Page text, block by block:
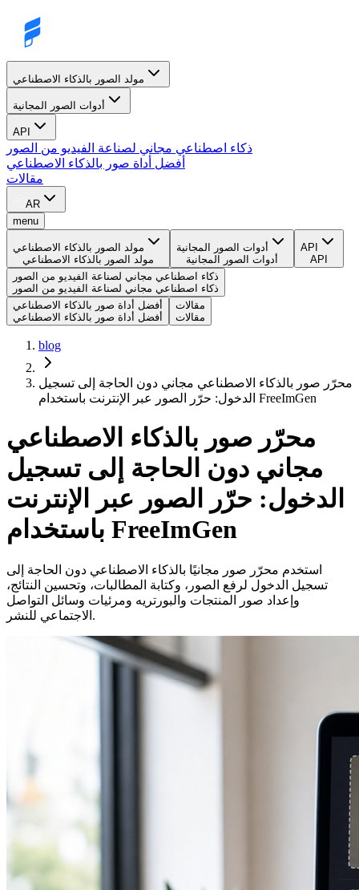
مولد الصور بالذكاء الاصطناعي
أدوات الصور المجانية
API
ذكاء اصطناعي مجاني لصناعة الفيديو من الصور
أفضل أداة صور بالذكاء الاصطناعي
مقالات
AR
menu
مولد الصور بالذكاء الاصطناعي
مولد الصور بالذكاء الاصطناعي
أدوات الصور المجانية
أدوات الصور المجانية
API
API
ذكاء اصطناعي مجاني لصناعة الفيديو من الصور
ذكاء اصطناعي مجاني لصناعة الفيديو من الصور
أفضل أداة صور بالذكاء الاصطناعي
أفضل أداة صور بالذكاء الاصطناعي
مقالات
مقالات
blog
محرّر صور بالذكاء الاصطناعي مجاني دون الحاجة إلى تسجيل
الدخول: حرّر الصور عبر الإنترنت باستخدام FreeImGen
محرّر صور بالذكاء الاصطناعي
مجاني دون الحاجة إلى تسجيل
الدخول: حرّر الصور عبر الإنترنت
باستخدام FreeImGen
استخدم محرّر صور مجانيًا بالذكاء الاصطناعي دون الحاجة إلى
تسجيل الدخول لرفع الصور، وكتابة المطالبات، وتحسين النتائج،
وإعداد صور المنتجات والبورتريه ومرئيات وسائل التواصل
الاجتماعي للنشر.